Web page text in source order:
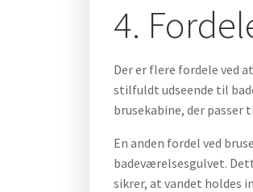
4.
Der er flere fordele ved
stilfuldt udseende til
brusekabine, der
En anden fordel ved
badeværelsesgulvet.
sikrer, at vandet holdes